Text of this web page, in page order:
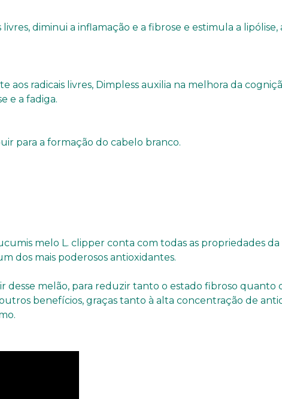
diminui a inflamação e a fibrose e estimula a lipólise,
radicais livres, Dimpless auxilia na melhora da
e a fadiga.
para a formação do cabelo branco.
melo L. clipper conta com todas as propriedades
dos mais poderosos antioxidantes.
desse melão, para reduzir tanto o estado fibroso quanto
benefícios, graças tanto à alta concentração de